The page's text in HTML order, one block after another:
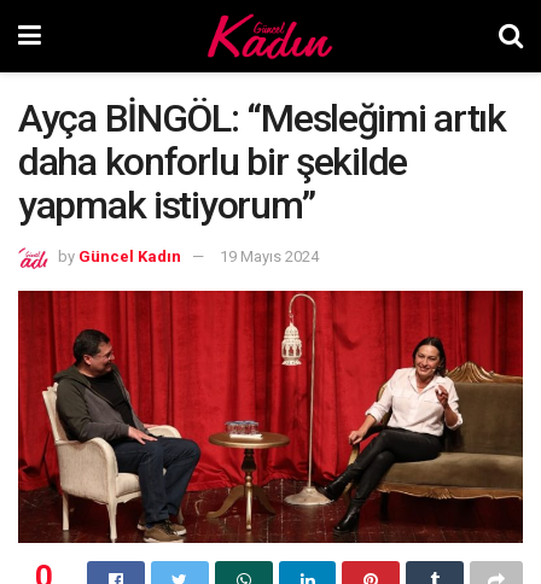
Ayça BİNGÖL: “Mesleğimi artık
daha konforlu bir şekilde
yapmak istiyorum”
by Güncel Kadın 19 Mayıs 2024
0